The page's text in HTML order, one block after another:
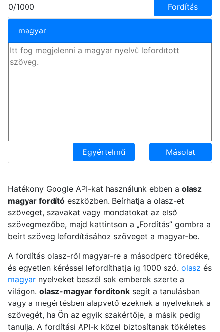
0/1000 Fordítás
magyar
Egyértelmű Másolat
Hatékony Google API-kat használunk ebben a olasz
magyar fordítóeszközben. Beírhatja a olasz-et
szöveget, szavakat vagy mondatokat az első
szövegmezőbe, majd kattintson a „Fordítás” gombra a
beírt szöveg lefordításához szöveget a magyar-be.
A fordítás olasz-ről magyar-re a másodperc töredéke,
és egyetlen kéréssel lefordíthatja ig 1000 szó. olasz és
magyarnyelveket beszél sok emberek szerte a
világon. olasz-magyar forditonksegít a tanulásban
vagy a megértésben alapvető ezeknek a nyelveknek a
szövegét, ha Ön az egyik szakértője, a másik pedig
tanulja. A fordítási API-k közel biztosítanak tökéletes